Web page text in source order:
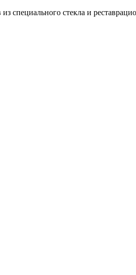
специального стекла и